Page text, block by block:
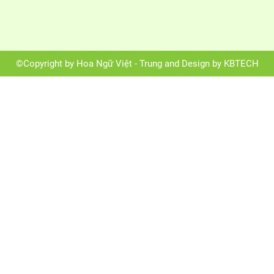
©Copyright by Hoa Ngữ Việt - Trung and Design by KBTECH